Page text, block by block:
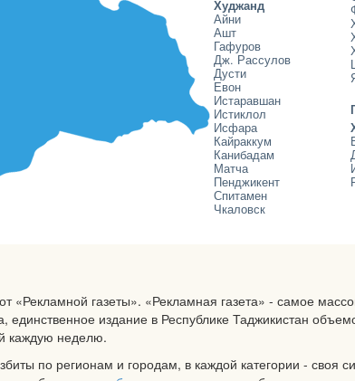
Худжанд
Айни
Ашт
Гафуров
Дж. Рассулов
Дусти
Евон
Истаравшан
Истиклол
Исфара
Кайраккум
Канибадам
Матча
Пенджикент
Спитамен
Чкаловск
«Рекламной газеты». «Рекламная газета» - самое
издание в Республике Таджикистан
каждую неделю.
по регионам и городам, в каждой категории - своя